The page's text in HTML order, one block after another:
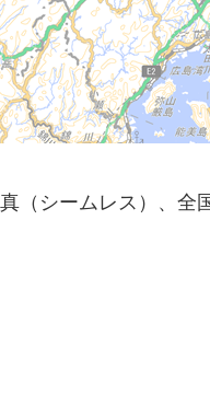
（シームレス）、全